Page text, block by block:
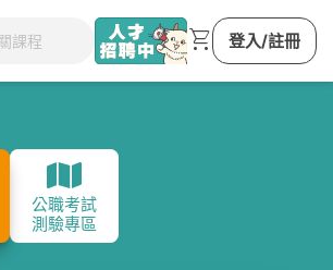
公職考試
測驗專區
國安局特考
shopping_cart 登入/註冊